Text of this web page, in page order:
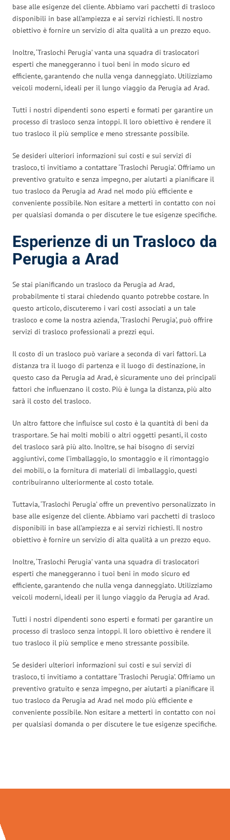
base alle esigenze del cliente. Abbiamo vari pacchetti di trasloco
disponibili in base all’ampiezza e ai servizi richiesti. Il nostro
obiettivo è fornire un servizio di alta qualità a un prezzo equo.
Inoltre, ‘Traslochi Perugia’ vanta una squadra di traslocatori
esperti che maneggeranno i tuoi beni in modo sicuro ed
efficiente, garantendo che nulla venga danneggiato. Utilizziamo
veicoli moderni, ideali per il lungo viaggio da Perugia ad Arad.
Tutti i nostri dipendenti sono esperti e formati per garantire un
processo di trasloco senza intoppi. Il loro obiettivo è rendere il
tuo trasloco il più semplice e meno stressante possibile.
Se desideri ulteriori informazioni sui costi e sui servizi di
trasloco, ti invitiamo a contattare ‘Traslochi Perugia’. Offriamo un
preventivo gratuito e senza impegno, per aiutarti a pianificare il
tuo trasloco da Perugia ad Arad nel modo più efficiente e
conveniente possibile. Non esitare a metterti in contatto con noi
per qualsiasi domanda o per discutere le tue esigenze specifiche.
Esperienze di un Trasloco da
Perugia a Arad
Se stai pianificando un trasloco da Perugia ad Arad,
probabilmente ti starai chiedendo quanto potrebbe costare. In
questo articolo, discuteremo i vari costi associati a un tale
trasloco e come la nostra azienda, ‘Traslochi Perugia’, può offrire
servizi di trasloco professionali a prezzi equi.
Il costo di un trasloco può variare a seconda di vari fattori. La
distanza tra il luogo di partenza e il luogo di destinazione, in
questo caso da Perugia ad Arad, è sicuramente uno dei principali
fattori che influenzano il costo. Più è lunga la distanza, più alto
sarà il costo del trasloco.
Un altro fattore che influisce sul costo è la quantità di beni da
trasportare. Se hai molti mobili o altri oggetti pesanti, il costo
del trasloco sarà più alto. Inoltre, se hai bisogno di servizi
aggiuntivi, come l’imballaggio, lo smontaggio e il rimontaggio
dei mobili, o la fornitura di materiali di imballaggio, questi
contribuiranno ulteriormente al costo totale.
Tuttavia, ‘Traslochi Perugia’ offre un preventivo personalizzato in
base alle esigenze del cliente. Abbiamo vari pacchetti di trasloco
disponibili in base all’ampiezza e ai servizi richiesti. Il nostro
obiettivo è fornire un servizio di alta qualità a un prezzo equo.
Inoltre, ‘Traslochi Perugia’ vanta una squadra di traslocatori
esperti che maneggeranno i tuoi beni in modo sicuro ed
efficiente, garantendo che nulla venga danneggiato. Utilizziamo
veicoli moderni, ideali per il lungo viaggio da Perugia ad Arad.
Tutti i nostri dipendenti sono esperti e formati per garantire un
processo di trasloco senza intoppi. Il loro obiettivo è rendere il
tuo trasloco il più semplice e meno stressante possibile.
Se desideri ulteriori informazioni sui costi e sui servizi di
trasloco, ti invitiamo a contattare ‘Traslochi Perugia’. Offriamo un
preventivo gratuito e senza impegno, per aiutarti a pianificare il
tuo trasloco da Perugia ad Arad nel modo più efficiente e
conveniente possibile. Non esitare a metterti in contatto con noi
per qualsiasi domanda o per discutere le tue esigenze specifiche.